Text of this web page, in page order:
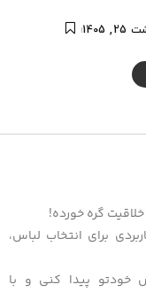
1405
گره خورده!
برای انتخاب لباس،
خودتو پیدا کنی و با